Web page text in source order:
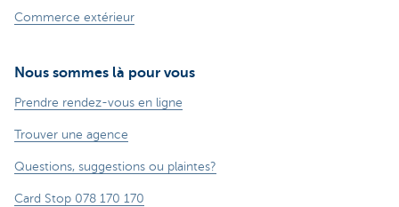
Commerce extérieur
Nous sommes là pour vous
Prendre rendez-vous en ligne
Trouver une agence
Questions, suggestions ou plaintes?
Card Stop 078 170 170